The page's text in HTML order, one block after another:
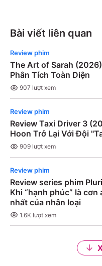
Bài viết liên quan
Review phim
The Art of Sarah
Phân Tích Toàn Diện
907 lượt xem
Review phim
Review Taxi Driver 3
Hoon Trở Lại Với Đội
909 lượt xem
Review phim
Review series phim
Khi “hạnh phúc” là cơn
nhất của nhân loại
1.6K lượt xem